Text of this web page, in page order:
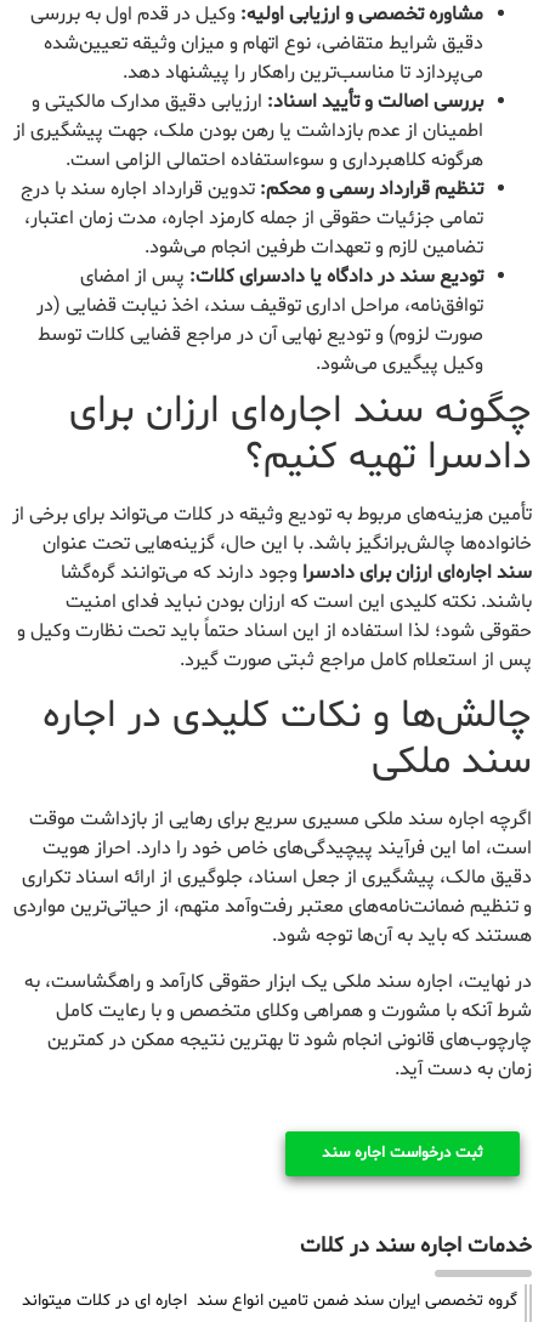
مشاوره تخصصی و ارزیابی اولیه: وکیل در قدم اول به بررسی
دقیق شرایط متقاضی، نوع اتهام و میزان وثیقه تعیین‌شده
می‌پردازد تا مناسب‌ترین راهکار را پیشنهاد دهد.
بررسی اصالت و تأیید اسناد: ارزیابی دقیق مدارک مالکیتی و
اطمینان از عدم بازداشت یا رهن بودن ملک، جهت پیشگیری از
هرگونه کلاهبرداری و سوءاستفاده احتمالی الزامی است.
تنظیم قرارداد رسمی و محکم: تدوین قرارداد اجاره سند با درج
تمامی جزئیات حقوقی از جمله کارمزد اجاره، مدت زمان اعتبار،
تضامین لازم و تعهدات طرفین انجام می‌شود.
تودیع سند در دادگاه یا دادسرای کلات: پس از امضای
توافق‌نامه، مراحل اداری توقیف سند، اخذ نیابت قضایی (در
صورت لزوم) و تودیع نهایی آن در مراجع قضایی کلات توسط
وکیل پیگیری می‌شود.
چگونه سند اجاره‌ای ارزان برای
دادسرا تهیه کنیم؟
تأمین هزینه‌های مربوط به تودیع وثیقه در کلات می‌تواند برای برخی از
خانواده‌ها چالش‌برانگیز باشد. با این حال، گزینه‌هایی تحت عنوان
سند اجاره‌ای ارزان برای دادسرا وجود دارند که می‌توانند گره‌گشا
باشند. نکته کلیدی این است که ارزان بودن نباید فدای امنیت
حقوقی شود؛ لذا استفاده از این اسناد حتماً باید تحت نظارت وکیل و
پس از استعلام کامل مراجع ثبتی صورت گیرد.
چالش‌ها و نکات کلیدی در اجاره
سند ملکی
اگرچه اجاره سند ملکی مسیری سریع برای رهایی از بازداشت موقت
است، اما این فرآیند پیچیدگی‌های خاص خود را دارد. احراز هویت
دقیق مالک، پیشگیری از جعل اسناد، جلوگیری از ارائه اسناد تکراری
و تنظیم ضمانت‌نامه‌های معتبر رفت‌وآمد متهم، از حیاتی‌ترین مواردی
هستند که باید به آن‌ها توجه شود.
در نهایت، اجاره سند ملکی یک ابزار حقوقی کارآمد و راهگشاست، به
شرط آنکه با مشورت و همراهی وکلای متخصص و با رعایت کامل
چارچوب‌های قانونی انجام شود تا بهترین نتیجه ممکن در کمترین
زمان به دست آید.
ثبت درخواست اجاره سند
خدمات اجاره سند در کلات
گروه تخصصی ایران سند ضمن تامین انواع سند اجاره ای در کلات میتواند